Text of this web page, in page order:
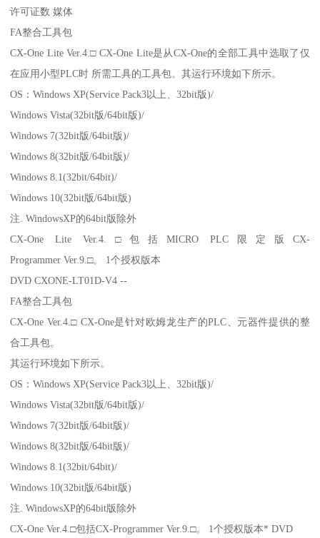
许可证数 媒体
FA整合工具包
CX-One Lite Ver.4.□ CX-One Lite是从CX-One的全部工具中选取了仅
在应用小型PLC时 所需工具的工具包。其运行环境如下所示。
OS：Windows XP(Service Pack3以上、32bit版)/
Windows Vista(32bit版/64bit版)/
Windows 7(32bit版/64bit版)/
Windows 8(32bit版/64bit版)/
Windows 8.1(32bit/64bit)/
Windows 10(32bit版/64bit版)
注. WindowsXP的64bit版除外
CX-One Lite Ver.4.□包括MICRO PLC限定版CX-
Programmer Ver.9.□。 1个授权版本
DVD CXONE-LT01D-V4 --
FA整合工具包
CX-One Ver.4.□ CX-One是针对欧姆龙生产的PLC、元器件提供的整
合工具包。
其运行环境如下所示。
OS：Windows XP(Service Pack3以上、32bit版)/
Windows Vista(32bit版/64bit版)/
Windows 7(32bit版/64bit版)/
Windows 8(32bit版/64bit版)/
Windows 8.1(32bit/64bit)/
Windows 10(32bit版/64bit版)
注. WindowsXP的64bit版除外
CX-One Ver.4.□包括CX-Programmer Ver.9.□。 1个授权版本* DVD